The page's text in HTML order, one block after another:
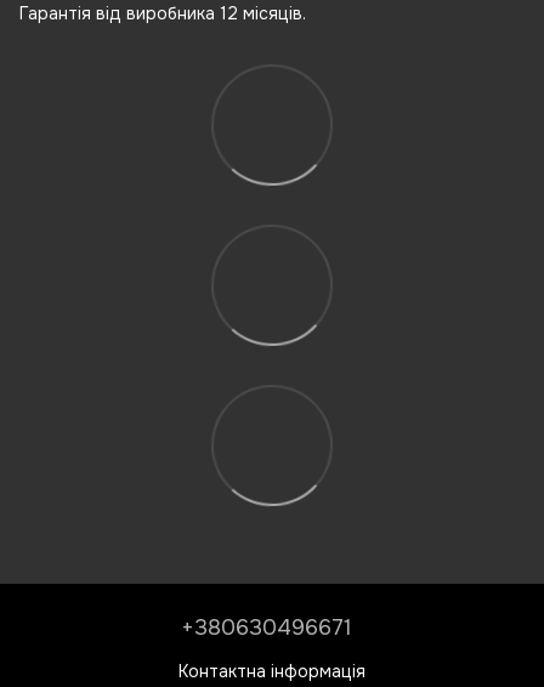
Гарантія від виробника 12 місяців.
+380630496671
Контактна інформація